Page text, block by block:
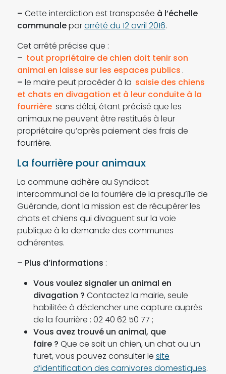
– Cette interdiction est transposée à l’échelle
communalepararrêté du 12 avril 2016.
Cet arrêté précise que :
– tout propriétaire de chien doit tenir son
animal en laisse sur les espaces publics .
– le maire peut procéder à la saisie des chiens
et chats en divagation et à leur conduite à la
fourrière sans délai, étant précisé que les
animaux ne peuvent être restitués à leur
propriétaire qu’après paiement des frais de
fourrière.
La fourrière pour animaux
La commune adhère au Syndicat
intercommunal de la fourrière de la presqu’île de
Guérande, dont la mission est de récupérer les
chats et chiens qui divaguent sur la voie
publique à la demande des communes
adhérentes.
– Plus d’informations :
Vous voulez signaler un animal en
divagation ? Contactez la mairie, seule
habilitée à déclencher une capture auprès
de la fourrière : 02 40 62 50 77 ;
Vous avez trouvé un animal, que
faire ? Que ce soit un chien, un chat ou un
furet, vous pouvez consulter le site
d’identification des carnivores domestiques.